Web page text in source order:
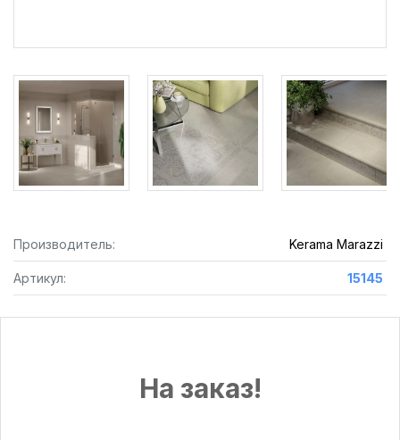
Производитель: Kerama Marazzi
Артикул: 15145
На заказ!